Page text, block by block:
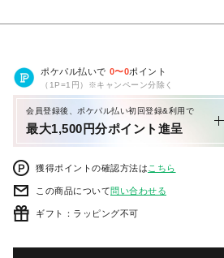
ポケパル払いで 0〜0ポイント
（1P=1円）※キャンペーン分除く
会員登録後、ポケパル払い初回登録&利用で
最大1,500円分ポイント進呈
獲得ポイントの確認方法は こちら
この商品について問い合わせる
ギフト：ラッピング不可